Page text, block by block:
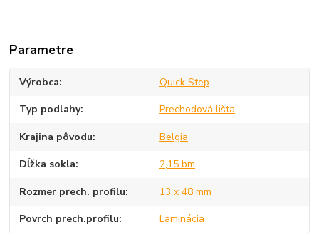
Parametre
Výrobca Quick Step
Typ podlahy Prechodová lišta
Krajina pôvodu Belgia
Dĺžka sokla 2,15 bm
Rozmer prech. profilu 13 x 48 mm
Povrch prech.profilu Laminácia